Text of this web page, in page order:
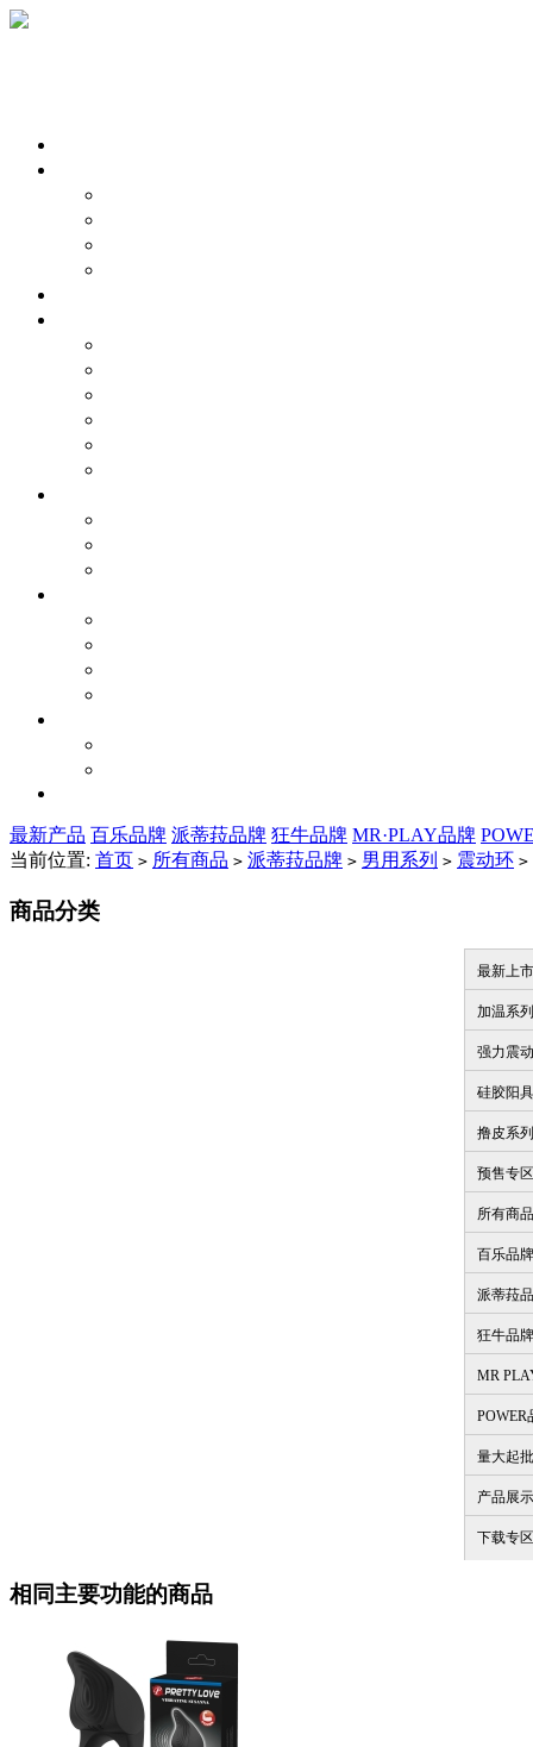
最新产品 百乐品牌 派蒂菈品牌 狂牛品牌 MR·PLAY品牌
当前位置: 首页 > 所有商品 > 派蒂菈品牌 > 男用系列 > 震动环 >
商品分类
最新上市
加温系列
强力震动
硅胶阳具
撸皮系列
预售专区
所有商品
百乐品牌
派蒂菈
狂牛品牌
MR
POWER
量大起批
产品展
下载专区
相同主要功能的商品